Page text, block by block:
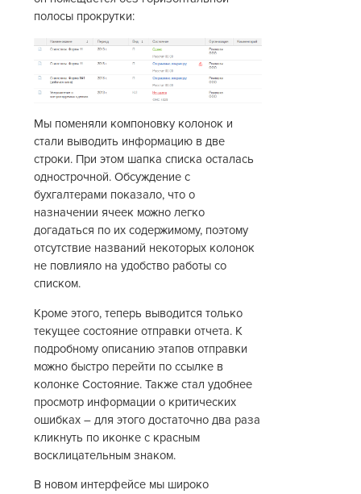
полосы прокрутки:
Мы поменяли компоновку колонок и
стали выводить информацию в две
строки. При этом шапка списка осталась
однострочной. Обсуждение с
бухгалтерами показало, что о
назначении ячеек можно легко
догадаться по их содержимому, поэтому
отсутствие названий некоторых колонок
не повлияло на удобство работы со
списком.
Кроме этого, теперь выводится только
текущее состояние отправки отчета. К
подробному описанию этапов отправки
можно быстро перейти по ссылке в
колонке Состояние. Также стал удобнее
просмотр информации о критических
ошибках – для этого достаточно два раза
кликнуть по иконке с красным
восклицательным знаком.
В новом интерфейсе мы широко